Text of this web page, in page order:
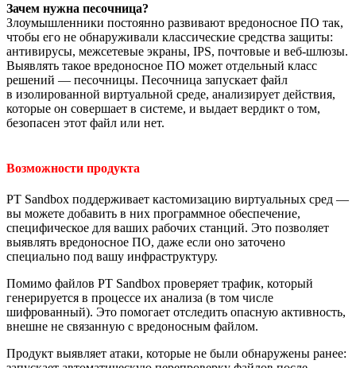
Зачем нужна песочница?
Злоумышленники постоянно развивают вредоносное ПО так,
чтобы его не обнаруживали классические средства защиты:
антивирусы, межсетевые экраны, IPS, почтовые и веб-шлюзы.
Выявлять такое вредоносное ПО может отдельный класс
решений — песочницы. Песочница запускает файл
в изолированной виртуальной среде, анализирует действия,
которые он совершает в системе, и выдает вердикт о том,
безопасен этот файл или нет.
Возможности продукта
PT Sandbox поддерживает кастомизацию виртуальных сред —
вы можете добавить в них программное обеспечение,
специфическое для ваших рабочих станций. Это позволяет
выявлять вредоносное ПО, даже если оно заточено
специально под вашу инфраструктуру.
Помимо файлов PT Sandbox проверяет трафик, который
генерируется в процессе их анализа (в том числе
шифрованный). Это помогает отследить опасную активность,
внешне не связанную с вредоносным файлом.
Продукт выявляет атаки, которые не были обнаружены ранее: